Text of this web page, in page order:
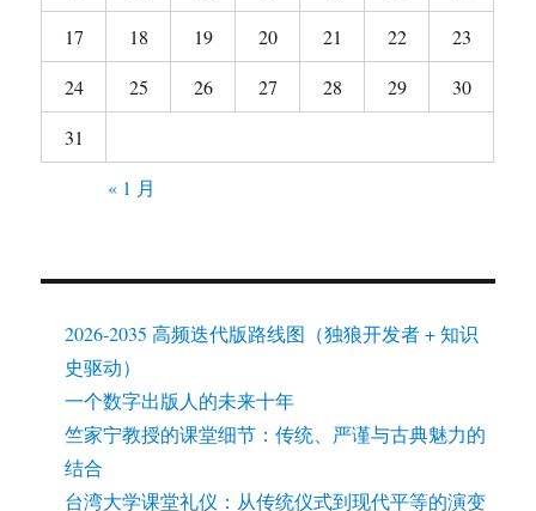
17
18 19 20 21 22
23
24
25 26 27 28 29
30
31
« 1 月
2026-2035 高频迭代版路线图（独狼开发者 + 知识
史驱动）
一个数字出版人的未来十年
竺家宁教授的课堂细节：传统、严谨与古典魅力的
结合
台湾大学课堂礼仪：从传统仪式到现代平等的演变